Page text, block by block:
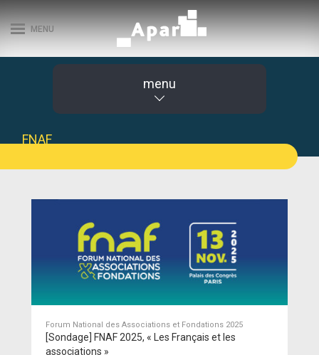
MENU
menu
FNAF
Forum National des Associations et Fondations 2025
[Sondage] FNAF 2025, « Les Français et les
associations »